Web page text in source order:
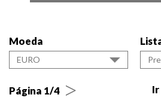
Moeda
EURO
Página 1/4 > Ir